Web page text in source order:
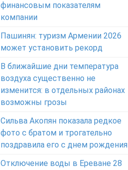
финансовым показателям
компании
Пашинян: туризм Армении 2026
может установить рекорд
В ближайшие дни температура
воздуха существенно не
изменится: в отдельных районах
возможны грозы
Сильва Акопян показала редкое
фото с братом и трогательно
поздравила его с днем рождения
Отключение воды в Ереване 28